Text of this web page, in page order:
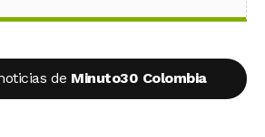
de Minuto30 Colombia